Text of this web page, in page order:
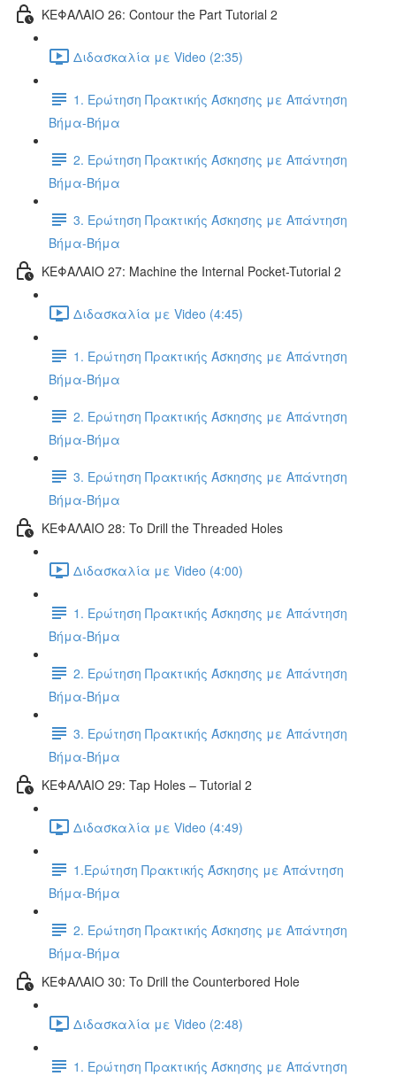
ΚΕΦΑΛΑΙΟ 26: Contour the Part Tutorial 2
Διδασκαλία με Video (2:35)
1. Ερώτηση Πρακτικής Άσκησης με Απάντηση
Βήμα-Βήμα
2. Ερώτηση Πρακτικής Άσκησης με Απάντηση
Βήμα-Βήμα
3. Ερώτηση Πρακτικής Άσκησης με Απάντηση
Βήμα-Βήμα
ΚΕΦΑΛΑΙΟ 27: Machine the Internal Pocket-Tutorial 2
Διδασκαλία με Video (4:45)
1. Ερώτηση Πρακτικής Άσκησης με Απάντηση
Βήμα-Βήμα
2. Ερώτηση Πρακτικής Άσκησης με Απάντηση
Βήμα-Βήμα
3. Ερώτηση Πρακτικής Άσκησης με Απάντηση
Βήμα-Βήμα
ΚΕΦΑΛΑΙΟ 28: To Drill the Threaded Holes
Διδασκαλία με Video (4:00)
1. Ερώτηση Πρακτικής Άσκησης με Απάντηση
Βήμα-Βήμα
2. Ερώτηση Πρακτικής Άσκησης με Απάντηση
Βήμα-Βήμα
3. Ερώτηση Πρακτικής Άσκησης με Απάντηση
Βήμα-Βήμα
ΚΕΦΑΛΑΙΟ 29: Tap Holes – Tutorial 2
Διδασκαλία με Video (4:49)
1.Ερώτηση Πρακτικής Άσκησης με Απάντηση
Βήμα-Βήμα
2. Ερώτηση Πρακτικής Άσκησης με Απάντηση
Βήμα-Βήμα
ΚΕΦΑΛΑΙΟ 30: To Drill the Counterbored Hole
Διδασκαλία με Video (2:48)
1. Ερώτηση Πρακτικής Άσκησης με Απάντηση